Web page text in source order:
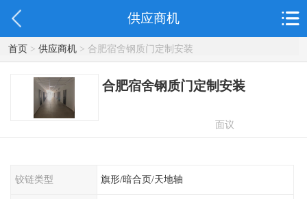
供应商机
首页> 供应商机> 合肥宿舍钢质门定制安装
合肥宿舍钢质门定制安装
面议
铰链类型 旗形/暗合页/天地轴